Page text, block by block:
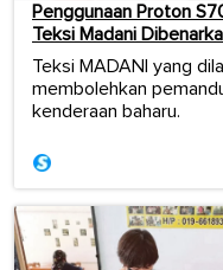
Penggunaan Proton
Teksi Madani
Teksi MADANI yang
membolehkan
kenderaan baharu.